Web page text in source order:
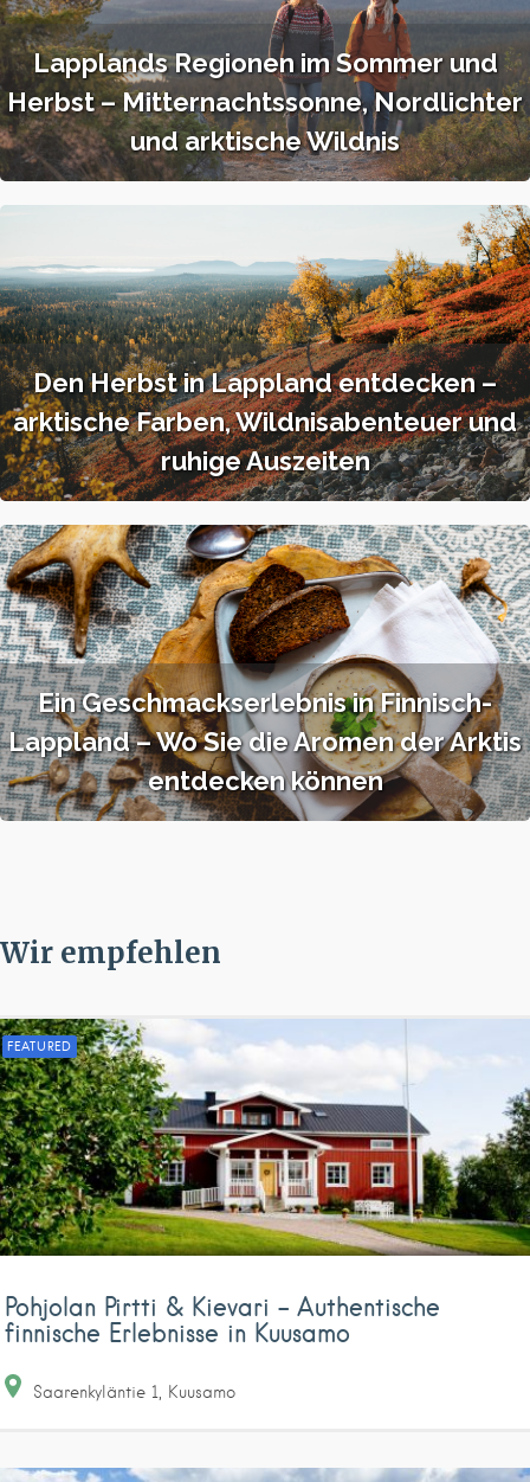
Lapplands Regionen im Sommer und
Herbst – Mitternachtssonne, Nordlichter
und arktische Wildnis
Den Herbst in Lappland entdecken –
arktische Farben, Wildnisabenteuer und
ruhige Auszeiten
Ein Geschmackserlebnis in Finnisch-
Lappland – Wo Sie die Aromen der Arktis
entdecken können
Wir empfehlen
FEATURED
Pohjolan Pirtti & Kievari – Authentische
finnische Erlebnisse in Kuusamo
Saarenkyläntie 1 Kuusamo